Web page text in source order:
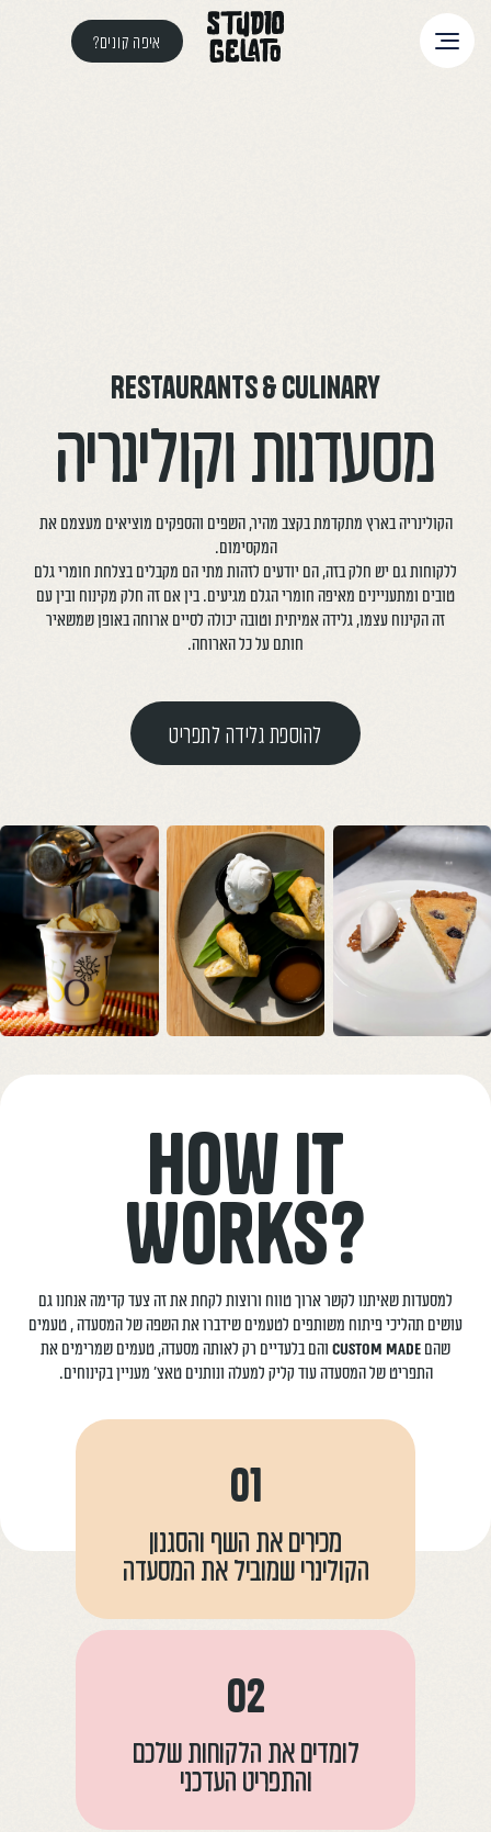
איפה קונים?
Restaurants & culinary
מסעדנות וקולינריה
הקולינריה בארץ מתקדמת בקצב מהיר, השפים והספקים מוציאים מעצמם את
המקסימום.
ללקוחות גם יש חלק בזה, הם יודעים לזהות מתי הם מקבלים בצלחת חומרי גלם
טובים ומתעניינים מאיפה חומרי הגלם מגיעים. בין אם זה חלק מקינוח ובין עם
זה הקינוח עצמו, גלידה אמיתית וטובה יכולה לסיים ארוחה באופן שמשאיר
חותם על כל הארוחה.
להוספת גלידה לתפריט
How it
?Works
למסעדות שאיתנו לקשר ארוך טווח ורוצות לקחת את זה צעד קדימה אנחנו גם
עושים תהליכי פיתוח משותפים לטעמים שידברו את השפה של המסעדה , טעמים
שהם custom made והם בלעדיים רק לאותה מסעדה, טעמים שמרימים את
התפריט של המסעדה עוד קליק למעלה ונותנים טאצ' מעניין בקינוחים.
01
מכירים את השף והסגנון
הקולינרי שמוביל את המסעדה
02
לומדים את הלקוחות שלכם
והתפריט העדכני